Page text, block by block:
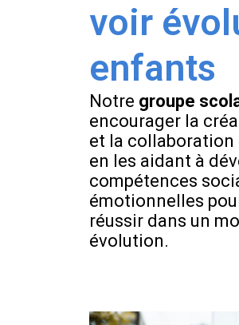
voir
enfants
Notre groupe
encourager la
et la collaboration
en les aidant à
compétences
émotionnelles
réussir dans un
évolution.